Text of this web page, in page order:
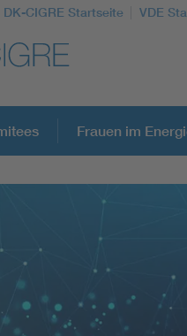
DK-CIGRE Startseite VDE
Frauen im